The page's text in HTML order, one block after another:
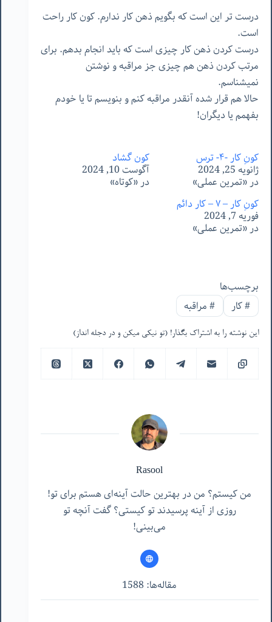
درست تر این است که بگویم ذهن کار ندارم. کون کار راحت
است.
درست کردن ذهن کار چیزی است که باید انجام بدهم. برای
مرتب کردن ذهن هم چیزی جز مراقبه و نوشتن
نمیشناسم.
حالا هم قرار شده آنقدر مراقبه کنم و بنویسم تا یا خودم
بفهمم یا دیگران!
کونِ کار -۴- ترس
ژانویه 25, 2024
در «تمرین عملی»
کون گشاد
آگوست 10, 2024
در «کوتاه»
کونِ کار – ٧ – کارِ دائم
فوریه 7, 2024
در «تمرین عملی»
برچسب‌ها
#کار #مراقبه
این نوشته را به اشتراک بگذار! (تو نیکی میکن و در دجله انداز)
Rasool
من کیستم؟ من در بهترین حالت آینه‌ای هستم برای تو!
روزی از آینه پرسیدند تو کیستی؟ گفت آنچه تو
می‌بینی!
مقاله‌ها: 1588